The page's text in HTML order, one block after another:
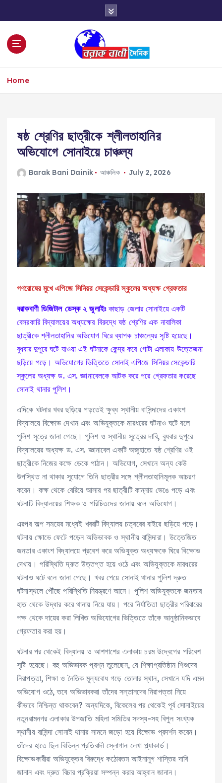
n
Home
ষষ্ঠ শ্রেণির ছাত্রীকে শ্লীলতাহানির
অভিযোগে সোনাইয়ে চাঞ্চল্য
Barak Bani Dainik আঞ্চলিক July 2, 2026
গণরোষের মুখে এপিজে সিনিয়র সেকেন্ডারি স্কুলের অধ্যক্ষ গ্রেফতার
বরাকবাণী ডিজিটাল ডেস্ক ২ জুলাইঃকাছাড় জেলার সোনাইয়ে একটি
বেসরকারি বিদ্যালয়ের অধ্যক্ষের বিরুদ্ধে ষষ্ঠ শ্রেণির এক নাবালিকা
ছাত্রীকে শ্লীলতাহানির অভিযোগ ঘিরে ব্যাপক চাঞ্চল্যের সৃষ্টি হয়েছে।
বুধবার দুপুরে ঘটে যাওয়া এই ঘটনাকে কেন্দ্র করে গোটা এলাকায় উত্তেজনা
ছড়িয়ে পড়ে। অভিযোগের ভিত্তিতে সোনাই এপিজে সিনিয়র সেকেন্ডারি
স্কুলের অধ্যক্ষ ড. এস. জ্ঞানাবেলকে আটক করে পরে গ্রেফতার করেছে
সোনাই থানার পুলিশ।
এদিকে ঘটনার খবর ছড়িয়ে পড়তেই ক্ষুব্ধ স্থানীয় বাসিন্দাদের একাংশ
বিদ্যালয়ে বিক্ষোভ দেখান এবং অভিযুক্তকে মারধরের ঘটনাও ঘটে বলে
পুলিশ সূত্রে জানা গেছে। পুলিশ ও স্থানীয় সূত্রের দাবি, বুধবার দুপুরে
বিদ্যালয়ের অধ্যক্ষ ড. এস. জ্ঞানাবেল একটি অজুহাতে ষষ্ঠ শ্রেণির ওই
ছাত্রীকে নিজের কক্ষে ডেকে পাঠান। অভিযোগ, সেখানে অন্য কেউ
উপস্থিত না থাকার সুযোগে তিনি ছাত্রীর সঙ্গে শ্লীলতাহানিমূলক আচরণ
করেন। কক্ষ থেকে বেরিয়ে আসার পর ছাত্রীটি কান্নায় ভেঙে পড়ে এবং
ঘটনাটি বিদ্যালয়ের শিক্ষক ও পরিচিতদের জানায় বলে অভিযোগ।
এরপর অল্প সময়ের মধ্যেই খবরটি বিদ্যালয় চত্বরের বাইরে ছড়িয়ে পড়ে।
ঘটনায় ক্ষোভে ফেটে পড়েন অভিভাবক ও স্থানীয় বাসিন্দারা। উত্তেজিত
জনতার একাংশ বিদ্যালয়ে প্রবেশ করে অভিযুক্ত অধ্যক্ষকে ঘিরে বিক্ষোভ
দেখায়। পরিস্থিতি দ্রুত উত্তপ্ত হয়ে ওঠে এবং অভিযুক্তকে মারধরের
ঘটনাও ঘটে বলে জানা গেছে। খবর পেয়ে সোনাই থানার পুলিশ দ্রুত
ঘটনাস্থলে পৌঁছে পরিস্থিতি নিয়ন্ত্রণে আনে। পুলিশ অভিযুক্তকে জনতার
হাত থেকে উদ্ধার করে থানায় নিয়ে যায়। পরে নির্যাতিতা ছাত্রীর পরিবারের
পক্ষ থেকে দায়ের করা লিখিত অভিযোগের ভিত্তিতে তাঁকে আনুষ্ঠানিকভাবে
গ্রেফতার করা হয়।
ঘটনার পর থেকেই বিদ্যালয় ও আশপাশের এলাকায় চরম উদ্বেগের পরিবেশ
সৃষ্টি হয়েছে। বহু অভিভাবক প্রশ্ন তুলেছেন, যে শিক্ষাপ্রতিষ্ঠান শিশুদের
নিরাপত্তা, শিক্ষা ও নৈতিক মূল্যবোধ গড়ে তোলার স্থান, সেখানে যদি এমন
অভিযোগ ওঠে, তবে অভিভাবকরা তাঁদের সন্তানদের নিরাপত্তা নিয়ে
কীভাবে নিশ্চিন্ত থাকবেন? অন্যদিকে, বিকেলের পর থেকেই পূর্ব সোনাইয়ের
নতুনরামনগর এলাকার উপজাতি মহিলা সমিতির সদস্য-সহ বিপুল সংখ্যক
স্থানীয় বাসিন্দা সোনাই থানার সামনে জড়ো হয়ে বিক্ষোভ প্রদর্শন করেন।
তাঁদের হাতে ছিল বিভিন্ন প্রতিবাদী স্লোগান লেখা প্ল্যাকার্ড।
বিক্ষোভকারীরা অভিযুক্তের বিরুদ্ধে কঠোরতম আইনানুগ শাস্তির দাবি
জানান এবং দ্রুত বিচার প্রক্রিয়া সম্পন্ন করার আহ্বান জানান।